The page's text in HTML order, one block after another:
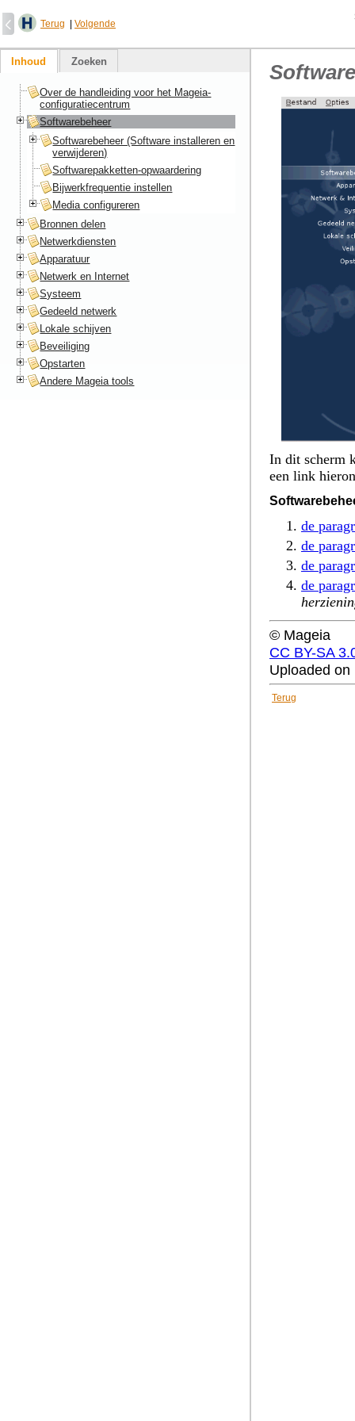
Terug Volgende
In dit scherm
een link
de
de
de
de
© Mageia
CC BY-SA
Uploaded
Terug
Inhoud Zoeken
Over de handleiding voor het Mageia-
configuratiecentrum
Softwarebeheer
Softwarebeheer (Software installeren en
verwijderen)
Softwarepakketten-opwaardering
Bijwerkfrequentie instellen
Media configureren
Bronnen delen
Netwerkdiensten
Apparatuur
Netwerk en Internet
Systeem
Gedeeld netwerk
Lokale schijven
Beveiliging
Opstarten
Andere Mageia tools